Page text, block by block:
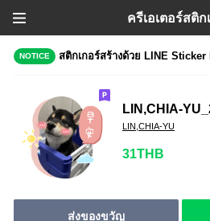
ครีเอเตอร์สติก
NOTICE สติกเกอร์สร้างด้วย LINE Sticker
LIN,CHIA-
LIN,CHIA-YU
31THB
ส่งของขวัญ